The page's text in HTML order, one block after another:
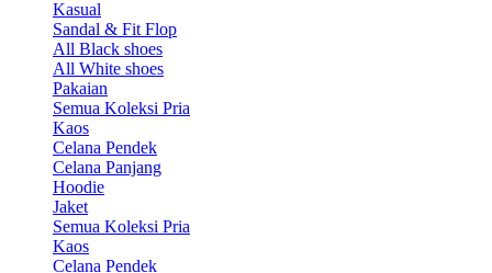
Kasual
Sandal & Fit Flop
All Black shoes
All White shoes
Pakaian
Semua Koleksi Pria
Kaos
Celana Pendek
Celana Panjang
Hoodie
Jaket
Semua Koleksi Pria
Kaos
Celana Pendek